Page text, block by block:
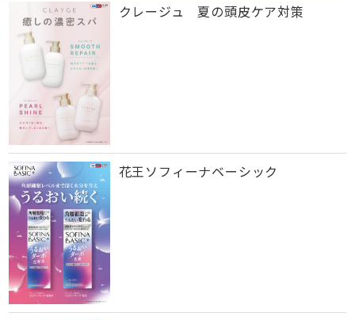
クレージュ 夏の頭皮ケア対策
花王ソフィーナベーシック